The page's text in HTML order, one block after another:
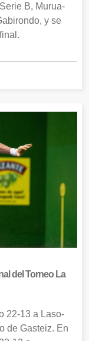
B, Murua-
y se
del Torneo La
22-13 a Laso-
de Gasteiz. En